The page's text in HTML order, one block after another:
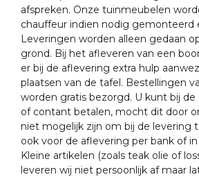
afspreken. Onze tuinmeubelen
chauffeur indien nodig gemonteerd
Leveringen worden alleen gedaan
grond. Bij het afleveren van een
er bij de aflevering extra hulp
plaatsen van de tafel. Bestellingen
worden gratis bezorgd. U kunt bij
of contant betalen, mocht dit door
niet mogelijk zijn om bij de levering
ook voor de aflevering per bank of
Kleine artikelen (zoals teak olie of
leveren wij niet persoonlijk af maar